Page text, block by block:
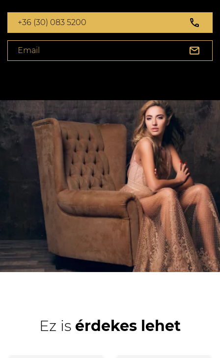
+36 (30) 083 5200
Email
Ez is érdekes lehet